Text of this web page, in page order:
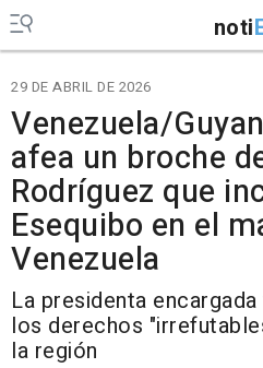
noti
29 DE ABRIL DE 2026
Venezuela/
afea un broche
Rodríguez que
Esequibo en el
Venezuela
La presidenta
los derechos
la región